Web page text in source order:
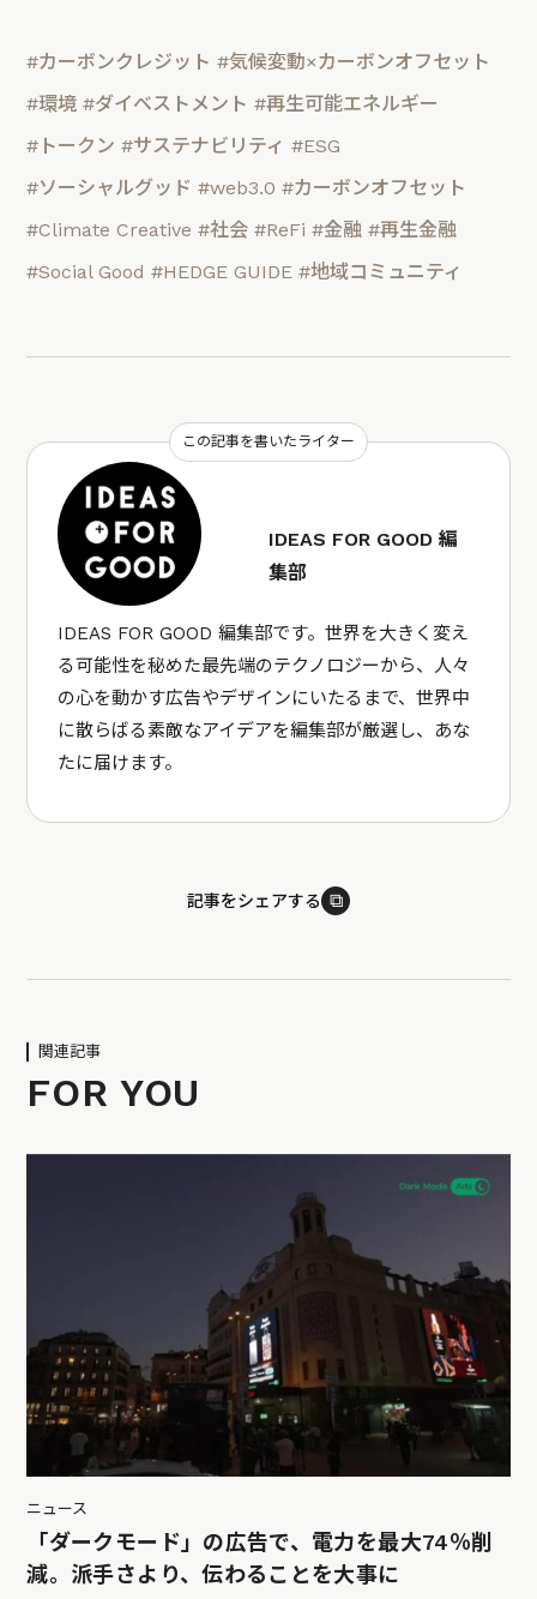
#カーボンクレジット #気候変動×カーボンオフセット
#環境 #ダイベストメント #再生可能エネルギー
#トークン #サステナビリティ #ESG
#ソーシャルグッド #web3.0 #カーボンオフセット
#Climate Creative #社会 #ReFi #金融 #再生金融
#Social Good #HEDGE GUIDE #地域コミュニティ
この記事を書いたライター
IDEAS FOR GOOD 編
集部
IDEAS FOR GOOD 編集部です。世界を大きく変え
る可能性を秘めた最先端のテクノロジーから、人々
の心を動かす広告やデザインにいたるまで、世界中
に散らばる素敵なアイデアを編集部が厳選し、あな
たに届けます。
記事をシェアする ⧉
関連記事
FOR YOU
ニュース
「ダークモード」の広告で、電力を最大74％削
減。派手さより、伝わることを大事に